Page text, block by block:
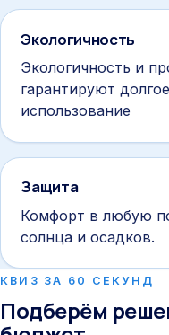
Экологичность
Экологичность и
гарантируют
использование
Защита
Комфорт в любую
солнца и осадков.
КВИЗ ЗА 60 СЕКУНД
Подберём